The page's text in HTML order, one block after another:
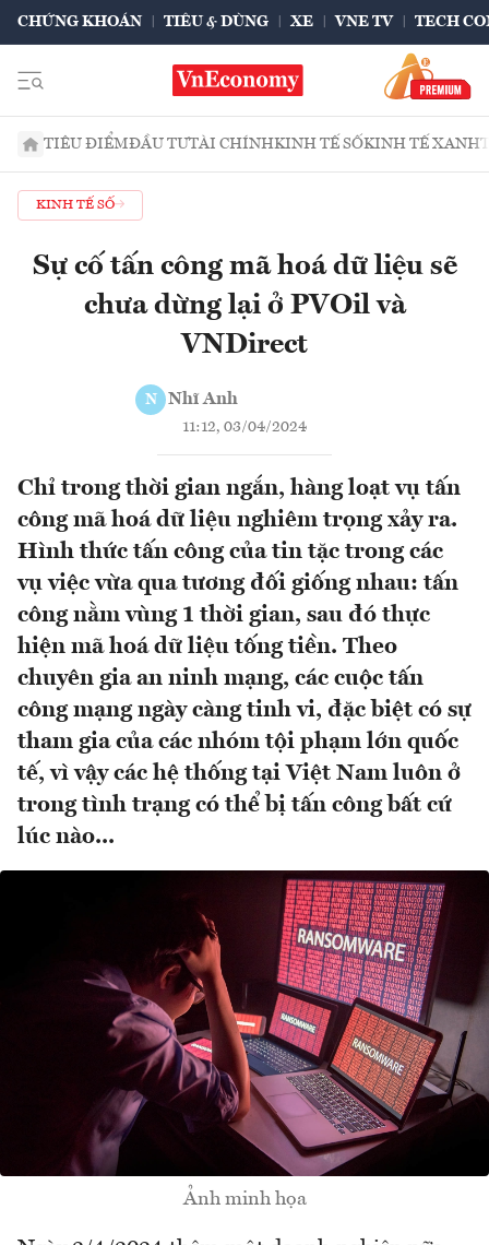
CHỨNG KHOÁN TIÊU & DÙNG XE VNE TV TECH
TIÊU ĐIỂMĐẦU TƯTÀI CHÍNHKINH TẾ SỐKINH TẾ XANH
KINH TẾ SỐ
Sự cố tấn công mã hoá dữ liệu sẽ
chưa dừng lại ở PVOil và
VNDirect
N Nhĩ Anh
11:12, 03/04/2024
Chỉ trong thời gian ngắn, hàng loạt vụ tấn
công mã hoá dữ liệu nghiêm trọng xảy ra.
Hình thức tấn công của tin tặc trong các
vụ việc vừa qua tương đối giống nhau: tấn
công nằm vùng 1 thời gian, sau đó thực
hiện mã hoá dữ liệu tống tiền. Theo
chuyên gia an ninh mạng, các cuộc tấn
công mạng ngày càng tinh vi, đặc biệt có sự
tham gia của các nhóm tội phạm lớn quốc
tế, vì vậy các hệ thống tại Việt Nam luôn ở
trong tình trạng có thể bị tấn công bất cứ
lúc nào...
Ảnh minh họa